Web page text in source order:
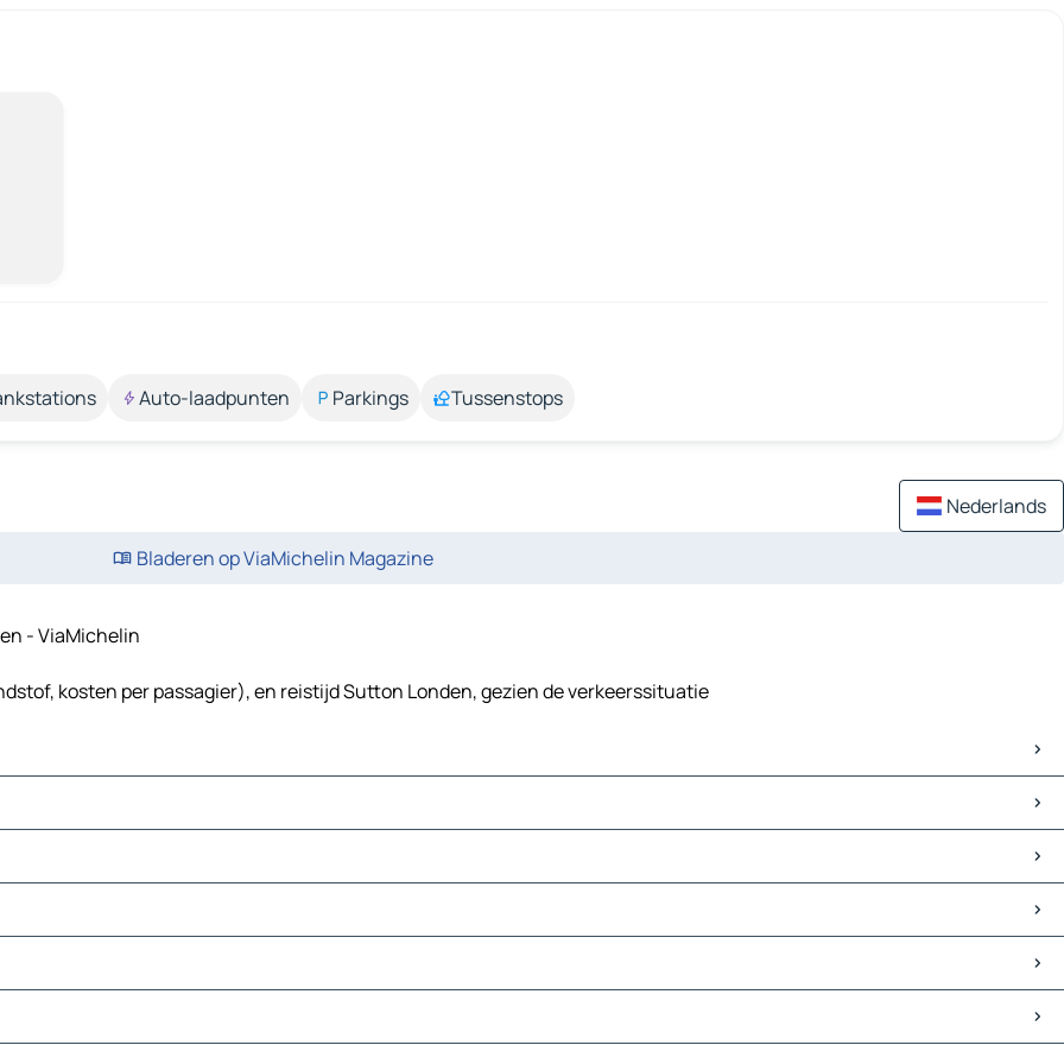
Auto-laadpunten Parkings Tussenstops
Nederlands
Bladeren op ViaMichelin Magazine
- ViaMichelin
kosten per passagier), en reistijd Sutton Londen, gezien de verkeerssituatie